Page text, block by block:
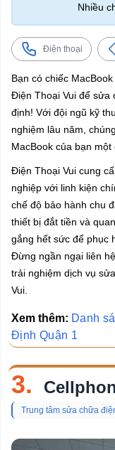
Nhiều
Điện thoại
Bạn có chiếc
Điện Thoại Vui để sửa
định! Với đội ngũ kỹ
nghiệm lâu năm,
MacBook của bạn
Điện Thoại Vui cung
nghiệp với linh kiện
chế độ bảo hành chu
thiết bị đắt tiền và
gắng hết sức để phục
Đừng ngần ngại liên
trải nghiệm dịch vụ
Vui.
Xem thêm: Danh
Định Quận 1
3.
Trung tâm sửa chữa